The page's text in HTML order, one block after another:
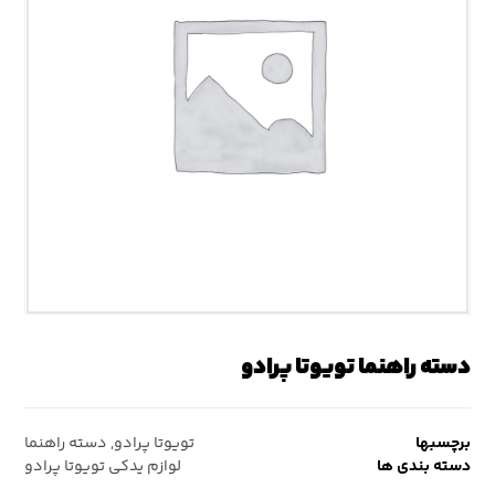
دسته راهنما تویوتا پرادو
برچسبها تویوتا پرادو, دسته راهنما
دسته بندی ها
لوازم یدکی تویوتا پرادو